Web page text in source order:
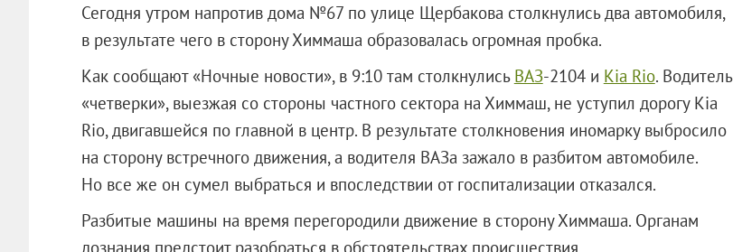
Сегодня утром напротив дома №67 по улице Щербакова столкнулись два автомобиля,
в результате чего в сторону Химмаша образовалась огромная пробка.
Как сообщают «Ночные новости», в 9:10 там столкнулись ВАЗ-2104 и Kia Rio. Водитель
«четверки», выезжая со стороны частного сектора на Химмаш, не уступил дорогу Kia
Rio, двигавшейся по главной в центр. В результате столкновения иномарку выбросило
на сторону встречного движения, а водителя ВАЗа зажало в разбитом автомобиле.
Но все же он сумел выбраться и впоследствии от госпитализации отказался.
Разбитые машины на время перегородили движение в сторону Химмаша. Органам
дознания предстоит разобраться в обстоятельствах происшествия.